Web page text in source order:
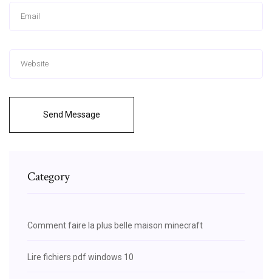
Send Message
Category
Comment faire la plus belle maison minecraft
Lire fichiers pdf windows 10